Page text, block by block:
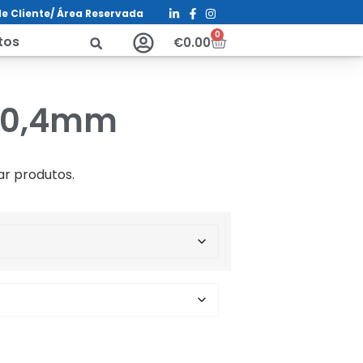
Cliente/ Área Reservada
€0.00 0
produtos.